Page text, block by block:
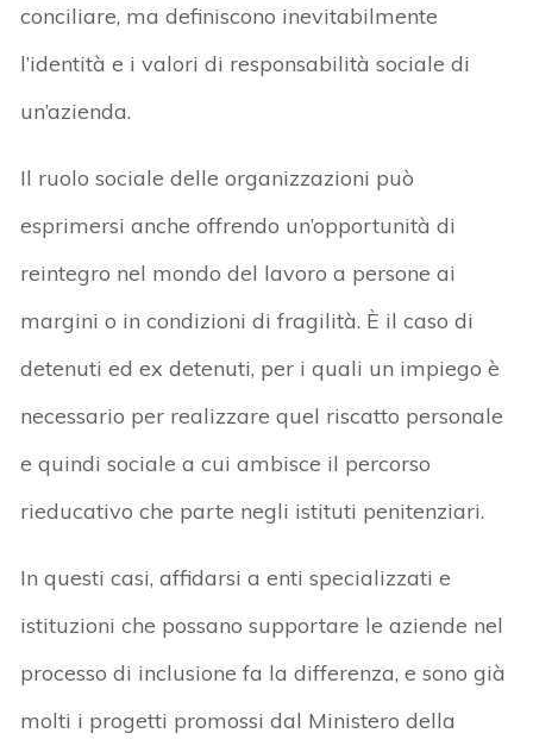
conciliare, ma definiscono inevitabilmente
l’identità e i valori di responsabilità sociale di
un’azienda.
Il ruolo sociale delle organizzazioni può
esprimersi anche offrendo un’opportunità di
reintegro nel mondo del lavoro a persone ai
margini o in condizioni di fragilità. È il caso di
detenuti ed ex detenuti, per i quali un impiego è
necessario per realizzarequel riscatto personale
e quindi sociale a cui ambisce il percorso
rieducativo che parte negli istituti penitenziari.
In questi casi,affidarsi a enti specializzati e
istituzioni che possano supportare le aziende nel
processo di inclusione fa la differenza, e sono già
molti i progetti promossi dal Ministero della